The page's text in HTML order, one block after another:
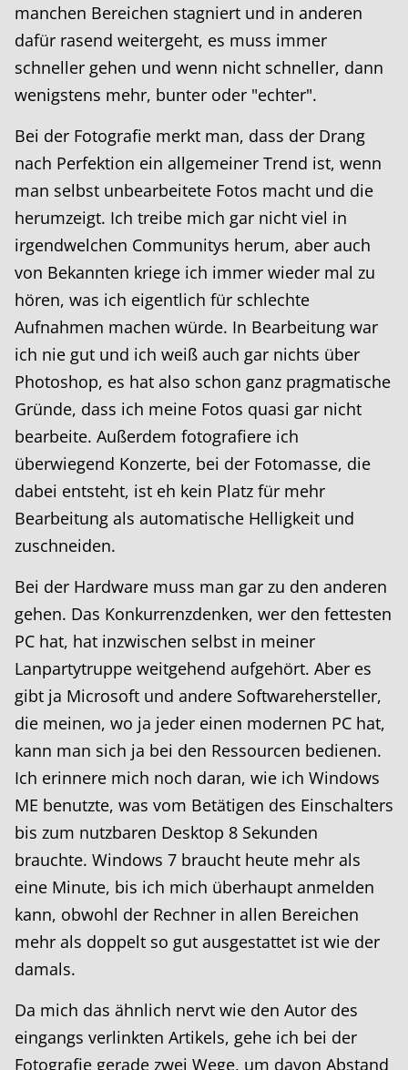
manchen Bereichen stagniert und in anderen
dafür rasend weitergeht, es muss immer
schneller gehen und wenn nicht schneller, dann
wenigstens mehr, bunter oder "echter".
Bei der Fotografie merkt man, dass der Drang
nach Perfektion ein allgemeiner Trend ist, wenn
man selbst unbearbeitete Fotos macht und die
herumzeigt. Ich treibe mich gar nicht viel in
irgendwelchen Communitys herum, aber auch
von Bekannten kriege ich immer wieder mal zu
hören, was ich eigentlich für schlechte
Aufnahmen machen würde. In Bearbeitung war
ich nie gut und ich weiß auch gar nichts über
Photoshop, es hat also schon ganz pragmatische
Gründe, dass ich meine Fotos quasi gar nicht
bearbeite. Außerdem fotografiere ich
überwiegend Konzerte, bei der Fotomasse, die
dabei entsteht, ist eh kein Platz für mehr
Bearbeitung als automatische Helligkeit und
zuschneiden.
Bei der Hardware muss man gar zu den anderen
gehen. Das Konkurrenzdenken, wer den fettesten
PC hat, hat inzwischen selbst in meiner
Lanpartytruppe weitgehend aufgehört. Aber es
gibt ja Microsoft und andere Softwarehersteller,
die meinen, wo ja jeder einen modernen PC hat,
kann man sich ja bei den Ressourcen bedienen.
Ich erinnere mich noch daran, wie ich Windows
ME benutzte, was vom Betätigen des Einschalters
bis zum nutzbaren Desktop 8 Sekunden
brauchte. Windows 7 braucht heute mehr als
eine Minute, bis ich mich überhaupt anmelden
kann, obwohl der Rechner in allen Bereichen
mehr als doppelt so gut ausgestattet ist wie der
damals.
Da mich das ähnlich nervt wie den Autor des
eingangs verlinkten Artikels, gehe ich bei der
Fotografie gerade zwei Wege, um davon Abstand